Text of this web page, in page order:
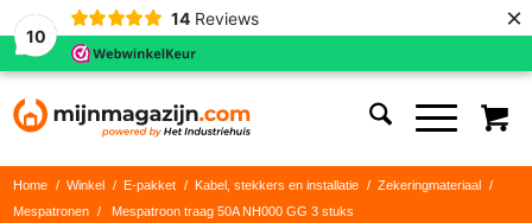
10
14 Reviews ×
Home / Winkel / E-pakket / Kabel, stekkers en installatie / Zekeringmateriaal
/
Mespatronen
/ Mespatroon traag 50A NH000 GG 3 stuks